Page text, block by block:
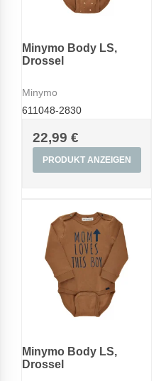
Minymo Body LS,
Drossel
Minymo
611048-2830
22,99 €
PRODUKT ANZEIGEN
Minymo Body LS,
Drossel